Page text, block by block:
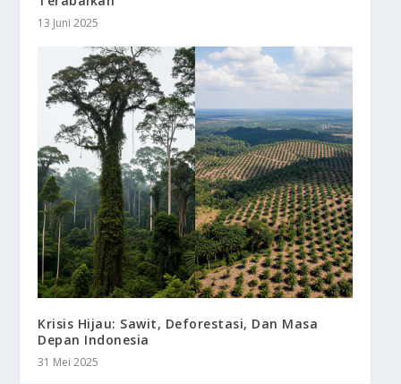
13 Juni 2025
Krisis Hijau: Sawit, Deforestasi, Dan Masa
Depan Indonesia
31 Mei 2025